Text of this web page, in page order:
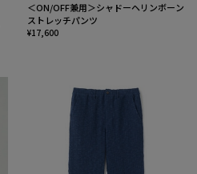
＜ON/OFF兼用＞シャドーヘリンボーン
ストレッチパンツ
¥17,600